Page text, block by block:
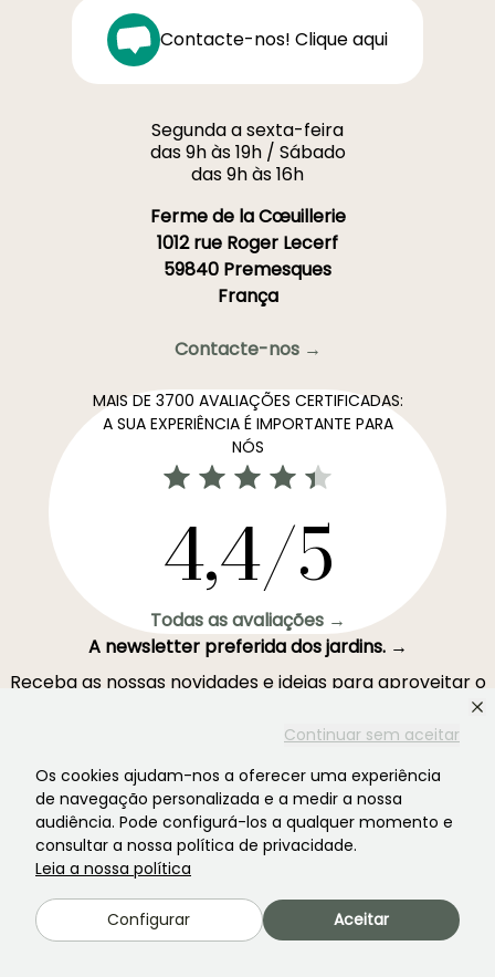
Continuar sem aceitar
Os cookies ajudam-nos a oferecer uma experiência
de navegação personalizada e a medir a nossa
audiência. Pode configurá-los a qualquer momento e
consultar a nossa política de privacidade.
Leia a nossa política
Configurar Aceitar
Contacte-nos! Clique aqui
Segunda a sexta-feira
das 9h às 19h / Sábado
das 9h às 16h
Ferme de la Cœuillerie
1012 rue Roger Lecerf
59840 Premesques
França
Contacte-nos →
MAIS DE 3700 AVALIAÇÕES CERTIFICADAS:
A SUA EXPERIÊNCIA É IMPORTANTE PARA
NÓS
4,4/5
Todas as avaliações →
A newsletter preferida dos jardins. →
Receba as nossas novidades e ideias para aproveitar o
Inscrever-se →
Política de Privacidade